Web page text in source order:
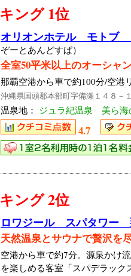
ング 1位
オリオンホテル モトブ
ぞーとあんどすぱ）
全室50平米以上のオーシャ
那覇空港から車で約100分/空港
沖縄県国頭郡本部町字備瀬１４８－１
温泉地： ジュラ紀温泉 美ら海
4.7
ング 2位
ロワジール スパタワー
天然温泉とサウナで贅沢を
空港から車で約7分。源泉かけ
を楽しめる客室「スパデラッ